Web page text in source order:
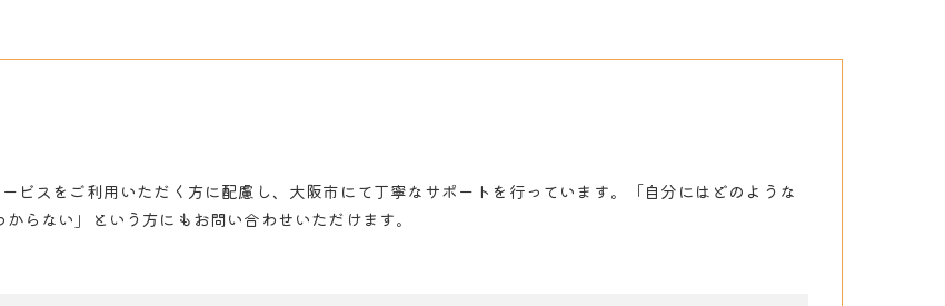
ビスをご利用いただく方に配慮し、大阪市にて丁寧なサポートを行っています。「自分にはどのような
らない」という方にもお問い合わせいただけます。